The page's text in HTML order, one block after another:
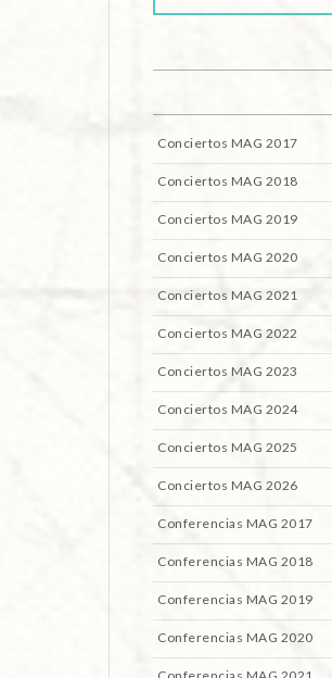
Conciertos MAG 2017
Conciertos MAG 2018
Conciertos MAG 2019
Conciertos MAG 2020
Conciertos MAG 2021
Conciertos MAG 2022
Conciertos MAG 2023
Conciertos MAG 2024
Conciertos MAG 2025
Conciertos MAG 2026
Conferencias MAG 2017
Conferencias MAG 2018
Conferencias MAG 2019
Conferencias MAG 2020
Conferencias MAG 2021